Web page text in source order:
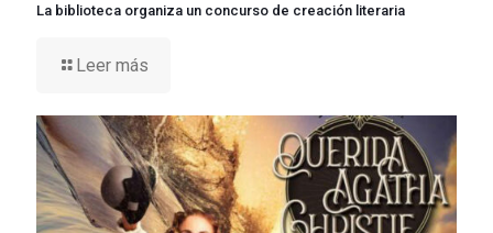
La biblioteca organiza un concurso de creación literaria
Leer más